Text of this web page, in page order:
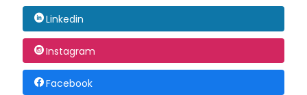
Linkedin
Instagram
Facebook